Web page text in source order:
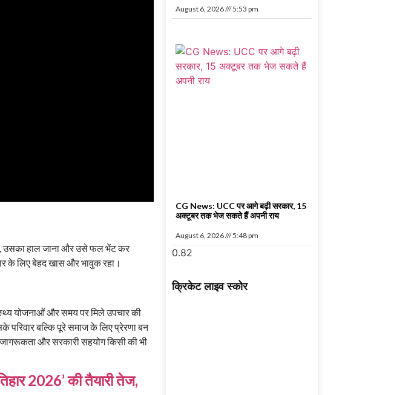
उसका हाल जाना और उसे फल भेंट कर
के लिए बेहद खास और भावुक रहा।
योजनाओं और समय पर मिले उपचार की
बल्कि पूरे समाज के लिए प्रेरणा बन
और सरकारी सहयोग किसी की भी
2026’ की तैयारी तेज,
August 6, 2026 5:53 pm
CG News: UCC पर आगे बढ़ी सरकार, 15
अक्टूबर तक भेज सकते हैं अपनी राय
August 6, 2026 5:48 pm
क्रिकेट लाइव स्कोर